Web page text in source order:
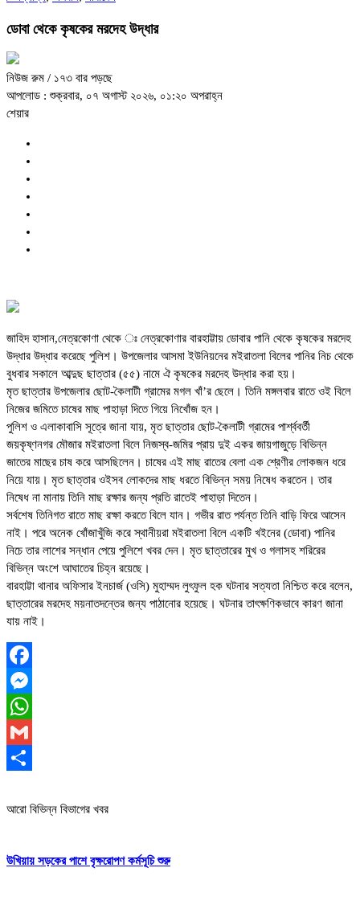
ডোবা থেকে কৃষকের মরদেহ উদ্ধার
নিউজ রুম / ১৭৩ বার পড়ছে
আপলোড : শুক্রবার, ০৭ অগাস্ট ২০২৬, ০১:২০ অপরাহ্ন
শেয়ার
জাহিদ হাসান,নেত্রকোণা থেকে ঃ নেত্রকোণার বারহাট্টায় ডোবার পানি থেকে কৃষকের মরদেহ
উদ্ধার উদ্ধার করেছে পুলিশ। উপজেলার আসমা ইউনিয়নের মইরাতলা বিলের পানির নিচ থেকে
বুধবার সকালে আব্দুছ ছাত্তার (৫৫) নামে ঐ কৃষকের মরদেহ উদ্ধার করা হয়।
মৃত ছাত্তার উপজেলার ছোট-কৈলাটী গ্রামের মগল খাঁ’র ছেলে। তিনি মঙ্গলবার রাতে ওই বিলে
নিজের জমিতে চাষের মাছ পাহাড়া দিতে গিয়ে নিখোঁজ হন।
পুলিশ ও এলাকাবাসি সূত্রে জানা যায়, মৃত ছাত্তার ছোট-কৈলাটী গ্রামের পার্শ্ববর্তী
জয়কৃষ্ণনগর মৌজার মইরাতলা বিলে নিজস্ব-জমির প্রায় দুই একর জায়গাজুড়ে বিভিন্ন
জাতের মাছের চাষ করে আসছিলেন। চাষের এই মাছ রাতের বেলা এক শ্রেণীর লোকজন ধরে
নিয়ে যায়। মৃত ছাত্তার ওইসব লোকদের মাছ ধরতে বিভিন্ন সময় নিষেধ করতেন। তার
নিষেধ না মানায় তিনি মাছ রক্ষার জন্য প্রতি রাতেই পাহাড়া দিতেন।
সর্বশেষ তিনিগত রাতে মাছ রক্ষা করতে বিলে যান। গভীর রাত পর্যন্ত তিনি বাড়ি ফিরে আসেন
নাই। পরে অনেক খোঁজাখুঁজি করে স্থানীয়রা মইরাতলা বিলে একটি খইনের (ডোবা) পানির
নিচে তার লাশের সন্ধান পেয়ে পুলিশে খবর দেন। মৃত ছাত্তারের মুখ ও গলাসহ শরিরের
বিভিন্ন অংশে আঘাতের চিহ্ন রয়েছে।
বারহাট্টা থানার অফিসার ইনচার্জ (ওসি) মুহাম্মদ লুৎফুল হক ঘটনার সত্যতা নিশ্চিত করে বলেন,
ছাত্তারের মরদেহ ময়নাতদন্তের জন্য পাঠানোর হয়েছে। ঘটনার তাৎক্ষণিকভাবে কারণ জানা
যায় নাই।
Facebook
Messenger
WhatsApp
Gmail
আরো বিভিন্ন বিভাগের খবর
উখিয়ায় সড়কের পাশে বৃক্ষরোপণ কর্মসূচি শুরু